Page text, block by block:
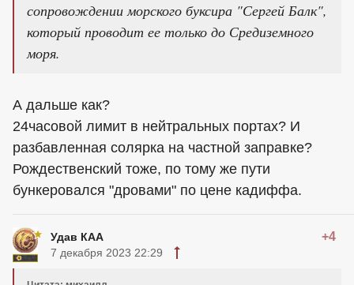
сопровождении морского буксира "Сергей Балк",
который проводит ее только до Средиземного
моря.
А дальше как?
24часовой лимит в нейтральных портах? И
разбавленная солярка на частной заправке?
Рождественский тоже, по тому же пути
бункеровался "дровами" по цене кадиффа.
Удав КАА +4
7 декабря 2023 22:29